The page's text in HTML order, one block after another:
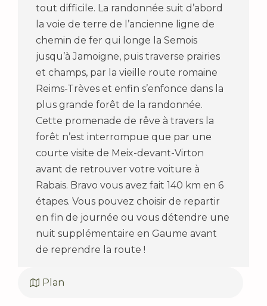
tout difficile. La randonnée suit d’abord
la voie de terre de l’ancienne ligne de
chemin de fer qui longe la Semois
jusqu’à Jamoigne, puis traverse prairies
et champs, par la vieille route romaine
Reims-Trèves et enfin s’enfonce dans la
plus grande forêt de la randonnée.
Cette promenade de rêve à travers la
forêt n’est interrompue que par une
courte visite de Meix-devant-Virton
avant de retrouver votre voiture à
Rabais. Bravo vous avez fait 140 km en 6
étapes. Vous pouvez choisir de repartir
en fin de journée ou vous détendre une
nuit supplémentaire en Gaume avant
de reprendre la route !
Plan